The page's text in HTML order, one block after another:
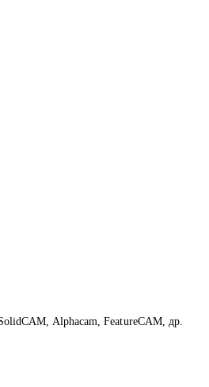
Alphacam, FeatureCAM, др.